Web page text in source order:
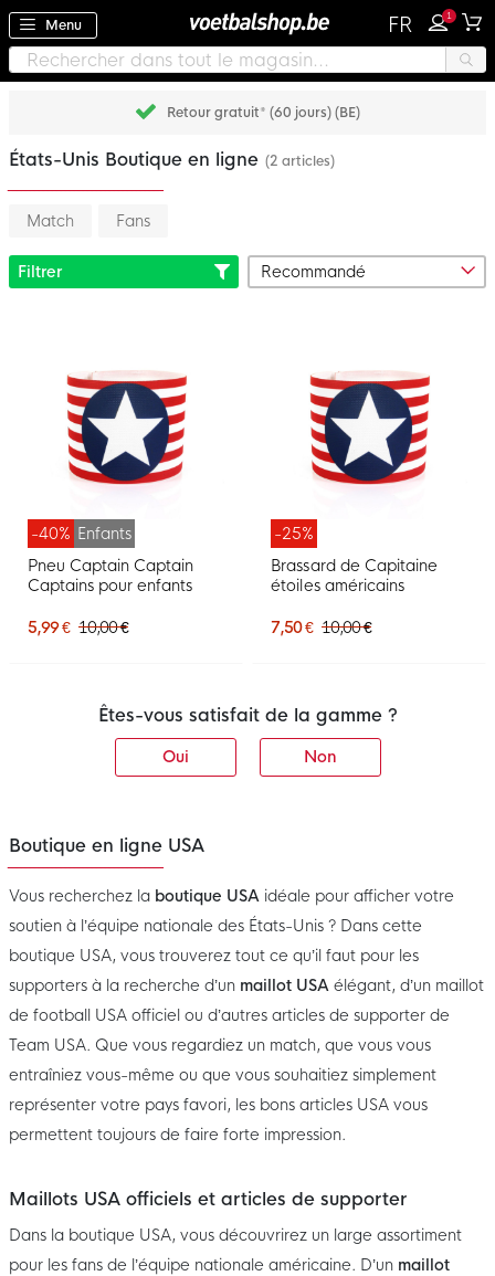
Menu FR 1
Retour gratuit* (60 jours) (BE)
États-Unis Boutique en ligne (2 articles)
Match Fans
Filtrer
-40% Enfants
Pneu Captain Captain
Captains pour enfants
5,99 € 10,00 €
-25%
Brassard de Capitaine
étoiles américains
7,50 € 10,00 €
Êtes-vous satisfait de la gamme ?
Oui Non
Boutique en ligne USA
Vous recherchez la boutique USA idéale pour afficher votre
soutien à l’équipe nationale des États-Unis ? Dans cette
boutique USA, vous trouverez tout ce qu’il faut pour les
supporters à la recherche d’un maillot USA élégant, d’un maillot
de football USA officiel ou d’autres articles de supporter de
Team USA. Que vous regardiez un match, que vous vous
entraîniez vous-même ou que vous souhaitiez simplement
représenter votre pays favori, les bons articles USA vous
permettent toujours de faire forte impression.
Maillots USA officiels et articles de supporter
Dans la boutique USA, vous découvrirez un large assortiment
pour les fans de l’équipe nationale américaine. D’un maillot